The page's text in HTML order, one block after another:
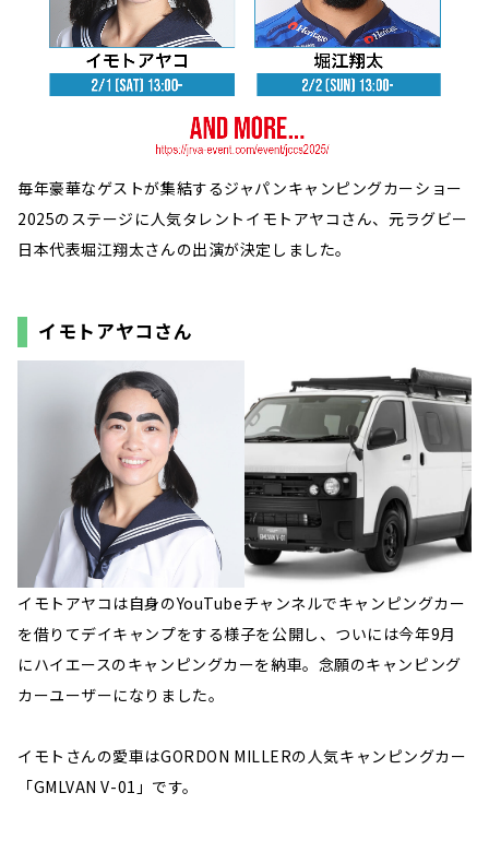
毎年豪華なゲストが集結するジャパンキャンピングカーショー
2025のステージに人気タレントイモトアヤコさん、元ラグビー
日本代表堀江翔太さんの出演が決定しました。
イモトアヤコさん
イモトアヤコは自身のYouTubeチャンネルでキャンピングカー
を借りてデイキャンプをする様子を公開し、ついには今年9月
にハイエースのキャンピングカーを納車。念願のキャンピング
カーユーザーになりました。
イモトさんの愛車はGORDON MILLERの人気キャンピングカー
「GMLVAN V-01」です。